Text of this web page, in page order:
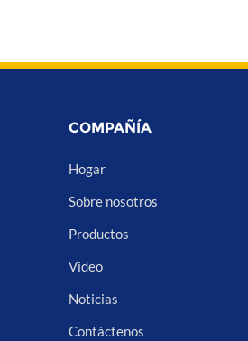
COMPAÑÍA
Hogar
Sobre nosotros
Productos
Video
Noticias
Contáctenos